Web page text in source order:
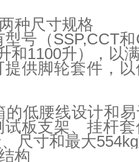
种尺寸规格
型号（SSP,CCT
和1100升），以
供脚轮套件，
的低腰线设计和
板支架、挂杆
尺寸和最大
构